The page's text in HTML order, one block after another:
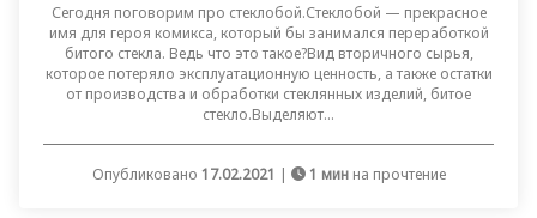
Сегодня поговорим про стеклобой.Стеклобой — прекрасное
имя для героя комикса, который бы занимался переработкой
битого стекла. Ведь что это такое?Вид вторичного сырья,
которое потеряло эксплуатационную ценность, а также остатки
от производства и обработки стеклянных изделий, битое
стекло.Выделяют...
Опубликовано 17.02.2021 | 1 минна прочтение